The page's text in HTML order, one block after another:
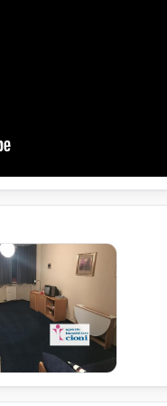
80 Litri, installato nel Bagno,
caldaia Condominiale.
di uso comune
assegnati,
Lavanderia di uso comune,
da 15 Kg.